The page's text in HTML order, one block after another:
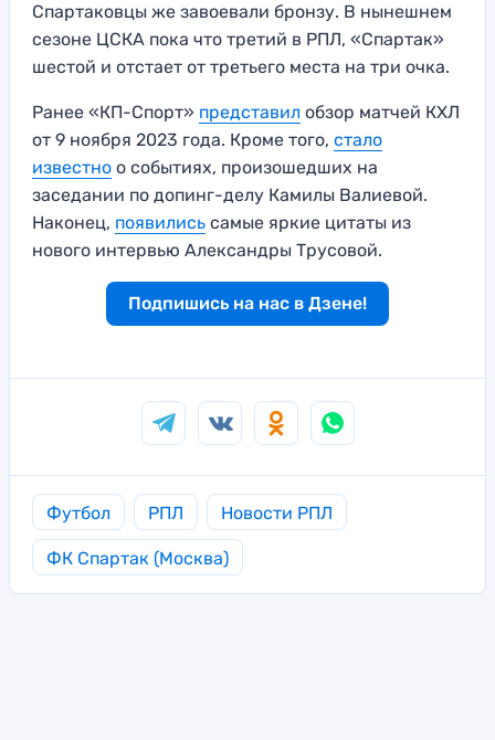
Спартаковцы же завоевали бронзу. В нынешнем
сезоне ЦСКА пока что третий в РПЛ, «Спартак»
шестой и отстает от третьего места на три очка.
Ранее «КП-Спорт» представил обзор матчей КХЛ
от 9 ноября 2023 года. Кроме того, стало
известно о событиях, произошедших на
заседании по допинг-делу Камилы Валиевой.
Наконец, появились самые яркие цитаты из
нового интервью Александры Трусовой.
Подпишись на нас в Дзене!
Футбол РПЛ Новости РПЛ
ФК Спартак (Москва)